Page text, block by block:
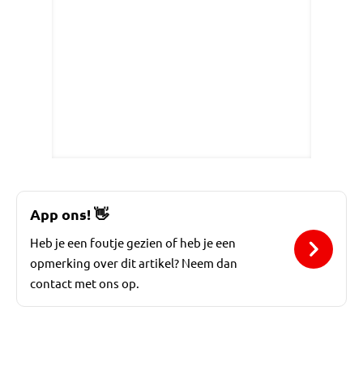
App ons!👋
Heb je een foutje gezien of heb je een
opmerking over dit artikel? Neem dan
contact met ons op.